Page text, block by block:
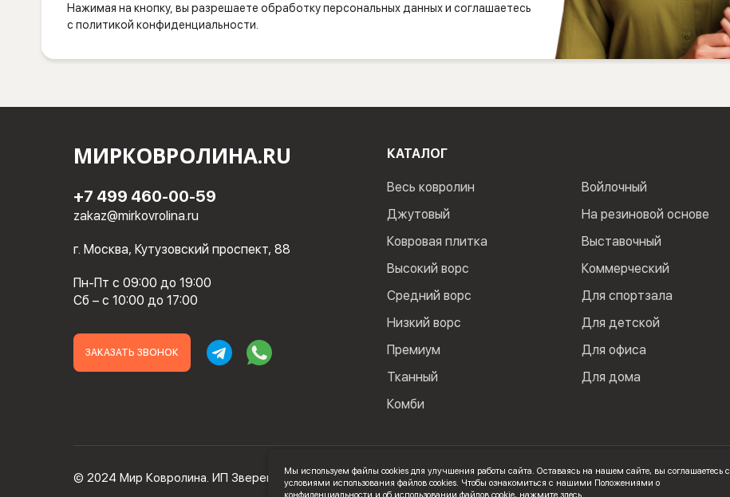
Нажимая на кнопку, вы разрешаете обработку персональных данных и соглашаетесь
с политикой конфиденциальности.
МИРКОВРОЛИНА.RU
+7 499 460-00-59
zakaz@mirkovrolina.ru
г. Москва, Кутузовский проспект, 88
Пн-Пт с 09:00 до 19:00
Сб – с 10:00 до 17:00
ЗАКАЗАТЬ ЗВОНОК
КАТАЛОГ
Весь ковролин
Джутовый
Ковровая плитка
Высокий ворс
Средний ворс
Низкий ворс
Премиум
Тканный
Комби
Войлочный
На резиновой основе
Выставочный
Коммерческий
Для спортзала
Для детской
Для офиса
Для дома
© 2024 Мир Ковролина. ИП Зверев Максим Ильич. ИНН: 100502600325Мы используем файлы cookies для улучшения работы сайта. Оставаясь на нашем сайте, вы соглашаетесь с
условиями использования файлов cookies. Чтобы ознакомиться с нашими Положениями о
конфиденциальности и об использовании файлов cookie, нажмите здесь